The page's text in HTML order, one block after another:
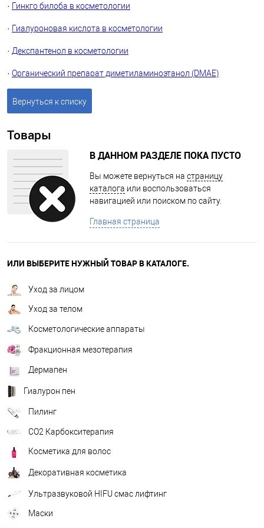
· Гинкго билоба в косметологии
· Гиалуроновая кислота в косметологии
· Декспантенол в косметологии
· Органический препарат диметиламиноэтанол (DMAE)
Вернуться к списку
Товары
В ДАННОМ РАЗДЕЛЕ ПОКА ПУСТО
Вы можете вернуться на страницу
каталога или воспользоваться
навигацией или поиском по сайту.
Главная страница
ИЛИ ВЫБЕРИТЕ НУЖНЫЙ ТОВАР В КАТАЛОГЕ.
Уход за лицом
Уход за телом
Косметологические аппараты
Фракционная мезотерапия
Дермапен
Гиалурон пен
Пилинг
CO2 Карбокситерапия
Косметика для волос
Декоративная косметика
Ультразвуковой HIFU смас лифтинг
Маски